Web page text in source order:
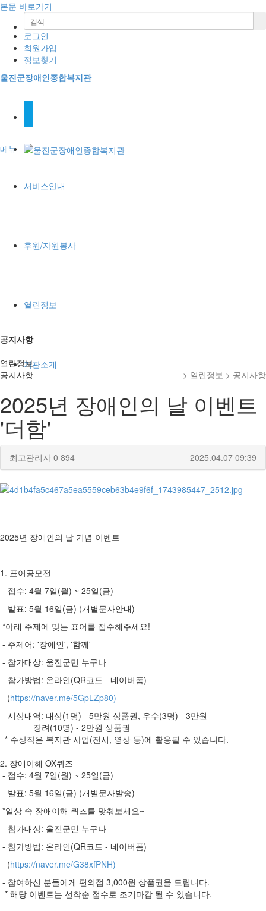
본문 바로가기
로그인
회원가입
정보찾기
울진군장애인종합복지관
서비스안내
후원/자원봉사
열린정보
기관소개
메뉴
공지사항
열린정보
> 열린정보 > 공지사항
공지사항
2025년 장애인의 날 이벤트
'더함'
최고관리자 0 894 2025.04.07 09:39
2025년 장애인의 날 기념 이벤트
1. 표어공모전
- 접수: 4월 7일(월) ~ 25일(금)
- 발표: 5월 16일(금) (개별문자안내)
*아래 주제에 맞는 표어를 접수해주세요!
- 주제어: '장애인', '함께'
- 참가대상: 울진군민 누구나
- 참가방법: 온라인(QR코드 - 네이버폼)
(https://naver.me/5GpLZp80)
- 시상내역: 대상(1명) - 5만원 상품권, 우수(3명) - 3만원
장려(10명) - 2만원 상품권
* 수상작은 복지관 사업(전시, 영상 등)에 활용될 수 있습니다.
2. 장애이해 OX퀴즈
- 접수: 4월 7일(월) ~ 25일(금)
- 발표: 5월 16일(금) (개별문자발송)
*일상 속 장애이해 퀴즈를 맞춰보세요~
- 참가대상: 울진군민 누구나
- 참가방법: 온라인(QR코드 - 네이버폼)
(https://naver.me/G38xfPNH)
- 참여하신 분들에게 편의점 3,000원 상품권을 드립니다.
* 해당 이벤트는 선착순 접수로 조기마감 될 수 있습니다.